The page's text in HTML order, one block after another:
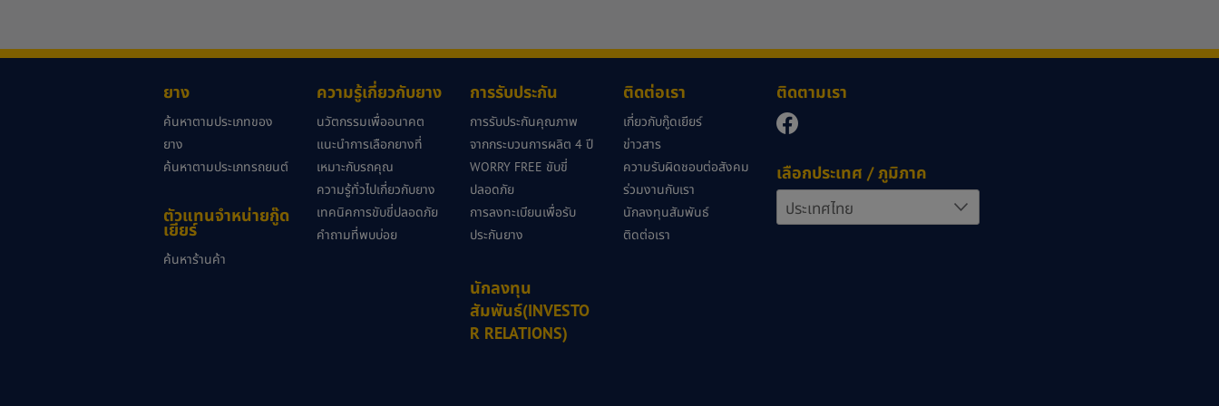
ยาง
ค้นหาตามประเภทของ
ยาง
ค้นหาตามประเภทรถยนต์
ตัวแทนจำหน่ายกู๊ด
เยียร์
ค้นหาร้านค้า
ความรู้เกี่ยวกับยาง
นวัตกรรมเพื่ออนาคต
แนะนำการเลือกยางที่
เหมาะกับรถคุณ
ความรู้ทั่วไปเกี่ยวกับยาง
เทคนิคการขับขี่ปลอดภัย
คำถามที่พบบ่อย
การรับประกัน
การรับประกันคุณภาพ
จากกระบวนการผลิต 4 ปี
WORRY FREE ขับขี่
ปลอดภัย
การลงทะเบียนเพื่อรับ
ประกันยาง
นักลงทุน
สัมพันธ์(INVESTO
R RELATIONS)
ติดต่อเรา
เกี่ยวกับกู๊ดเยียร์
ข่าวสาร
ความรับผิดชอบต่อสังคม
ร่วมงานกับเรา
นักลงทุนสัมพันธ์
ติดต่อเรา
ติดตามเรา
เลือกประเทศ / ภูมิภาค